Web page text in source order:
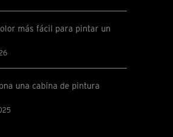
más fácil para pintar un
una cabina de pintura